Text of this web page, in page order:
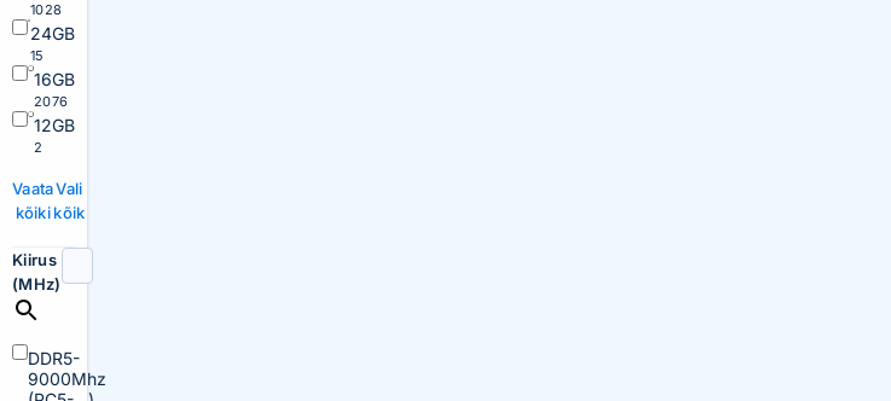
1028
24GB
15
16GB
2076
12GB
2
Vaata
kõiki
Vali
kõik
Kiirus
(MHz)
DDR5-
9000Mhz